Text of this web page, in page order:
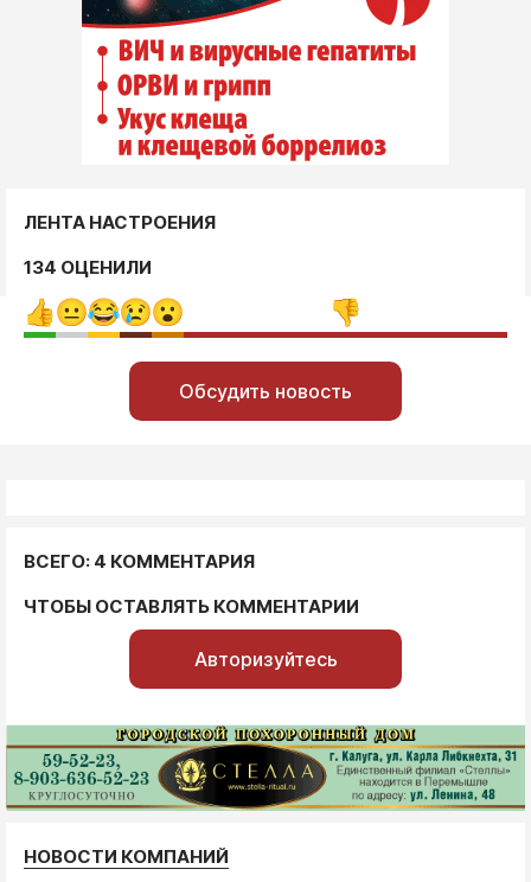
ЛЕНТА НАСТРОЕНИЯ
134 ОЦЕНИЛИ
Обсудить новость
ВСЕГО: 4 КОММЕНТАРИЯ
ЧТОБЫ ОСТАВЛЯТЬ КОММЕНТАРИИ
Авторизуйтесь
НОВОСТИ КОМПАНИЙ